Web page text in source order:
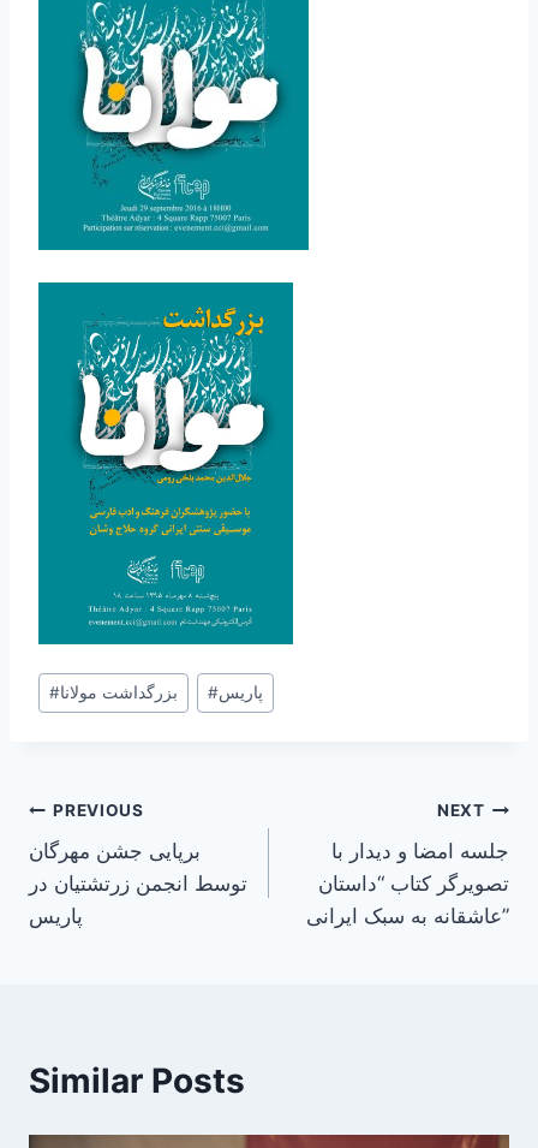
Post
Tags:
#بزرگداشت مولانا #پاریس
Post
navigation
PREVIOUS
برپایی جشن مهرگان
توسط انجمن زرتشتیان در
پاریس
NEXT
جلسه امضا و دیدار با
تصویرگر کتاب “داستان
عاشقانه به سبک ایرانی”
Similar Posts